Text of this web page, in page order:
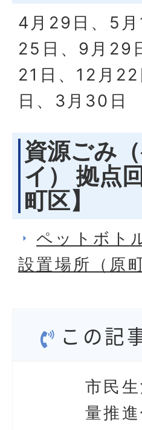
4月29日、5
25日、9月29
21日、12月
日、3月30日
資源ごみ
イ） 拠点
町区】
ペットボト
設置場所（原
この記
市民
量推